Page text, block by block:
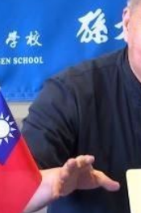
創無限可能
拉筋的按摩椅 爸爸「筋歡喜」 18:00
食品要注意 13:00